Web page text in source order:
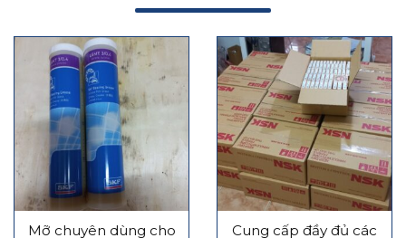
Mỡ chuyên dùng cho
Cung cấp đầy đủ các